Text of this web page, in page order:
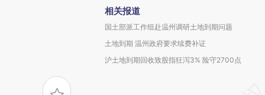
相关报道
国土部派工作组赴温州调研土地到期问题
土地到期 温州政府要求续费补证
沪土地到期回收致股指狂泻3% 险守2700点